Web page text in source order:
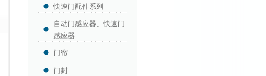
快速门配件系列
自动门感应器、快速门
感应器
门帘
门封